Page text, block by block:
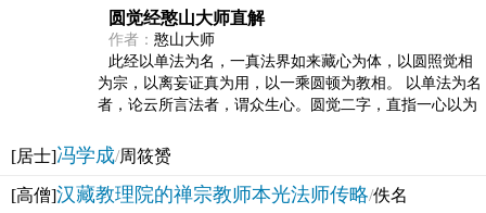
圆觉经憨山大师直解
作者： 憨山大师
此经以单法为名，一真法界如来藏心为体，以圆照觉相
为宗，以离妄证真为用，以一乘圆顿为教相。 以单法为名
者，论云所言法者，谓众生心。圆觉二字，直指一心以为
[居士]冯学成/周筱赟
[高僧]汉藏教理院的禅宗教师本光法师传略/佚名